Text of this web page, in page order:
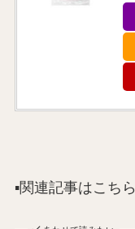
▪️関連記事はこちら